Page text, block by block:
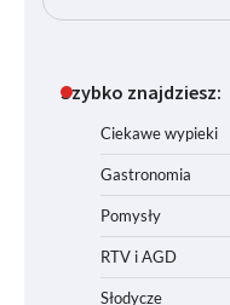
Szybko znajdziesz:
Ciekawe wypieki
Gastronomia
Pomysły
RTV i AGD
Słodycze